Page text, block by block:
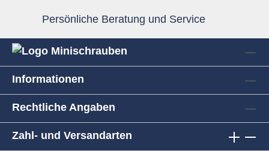
Persönliche Beratung und Service
Informationen
Rechtliche Angaben
Zahl- und Versandarten